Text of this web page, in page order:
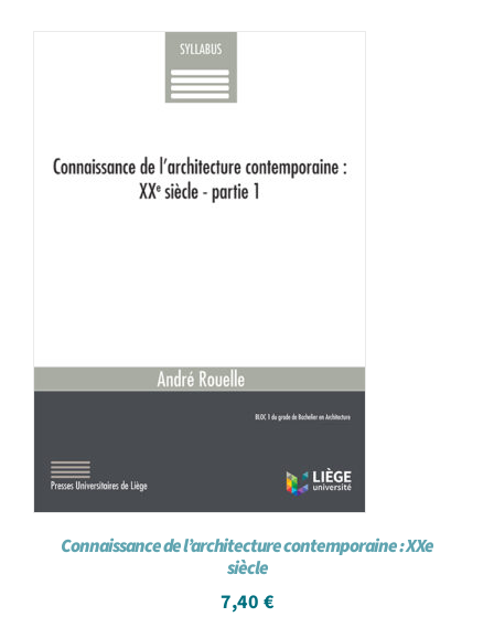
Connaissance de l’architecture contemporaine : XXe
siècle
7,40 €